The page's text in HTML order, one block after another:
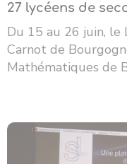
27 lycéens de
Du 15 au 26 juin, le
Carnot de
Mathématiques de